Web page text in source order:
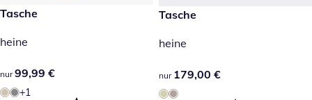
99,99 €
Tasche
heine
99,99 €
nur 99,99 €
+1
179,00 €
Tasche
heine
179,00 €
nur 179,00 €